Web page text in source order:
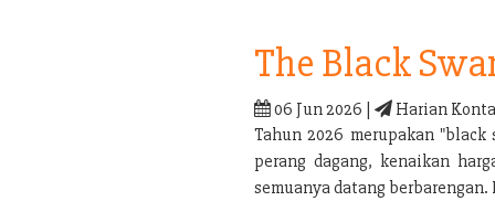
The Black
06 Jun 2026 |
Harian
Tahun 2026 merupakan
perang dagang, kenaikan
semuanya datang